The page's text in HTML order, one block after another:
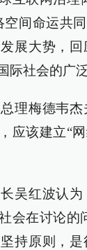
间命运共
展大势，
际社会的广泛
理梅德韦
应该建立“
吴红波认
会在讨论的
持原则，